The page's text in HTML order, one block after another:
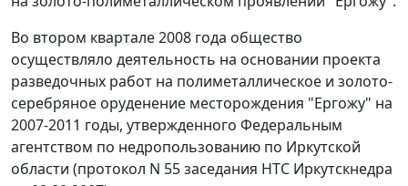
Во втором квартале 2008 года общество
осуществляло деятельность на основании проекта
разведочных работ на полиметаллическое и золото-
серебряное оруденение месторождения "Ергожу" на
2007-2011 годы, утвержденного Федеральным
агентством по недропользованию по Иркутской
области (протокол N 55 заседания НТС Иркутскнедра